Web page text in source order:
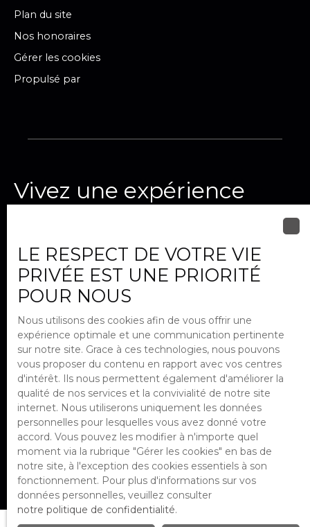
Plan du site
Nos honoraires
Gérer les cookies
Propulsé par
Vivez une expérience
inoubliable|
INSTANTiMMO - 2025
Réseau d'agences immobilières et
de conseillers immobiliers
N°1 de l'Est-Parisien
LE RESPECT DE VOTRE VIE
PRIVÉE EST UNE PRIORITÉ
POUR NOUS
Nous utilisons des cookies afin de vous offrir une
expérience optimale et une communication pertinente
sur notre site. Grace à ces technologies, nous pouvons
vous proposer du contenu en rapport avec vos centres
d'intérêt. Ils nous permettent également d'améliorer la
qualité de nos services et la convivialité de notre site
internet. Nous utiliserons uniquement les données
personnelles pour lesquelles vous avez donné votre
accord. Vous pouvez les modifier à n'importe quel
moment via la rubrique ″Gérer les cookies″ en bas de
notre site, à l'exception des cookies essentiels à son
fonctionnement. Pour plus d'informations sur vos
données personnelles, veuillez consulter
notre politique de confidentialité.